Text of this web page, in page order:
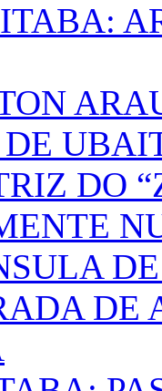
DE
DO
DE